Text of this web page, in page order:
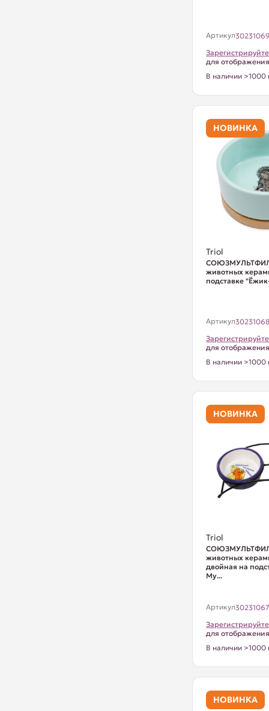
Артикул
для
В наличии >1000
НОВИНКА
Triol
животных
подставке
Артикул
для
В наличии >1000
НОВИНКА
Triol
животных
двойная на
Му...
Артикул
для
В наличии >1000
НОВИНКА